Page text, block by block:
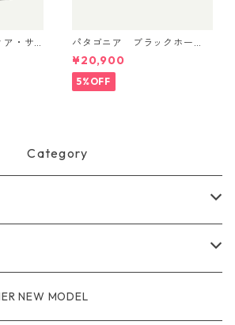
・サ
品番号
パタゴニア ブラックホー
ル・ダッフル 40L Aqua Ston
e 49339 日本正規品
¥20,900
5%OFF
Category
NEW MODEL